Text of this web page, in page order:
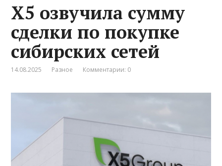
X5 озвучила сумму
сделки по покупке
сибирских сетей
14.08.2025 Разное Комментарии: 0